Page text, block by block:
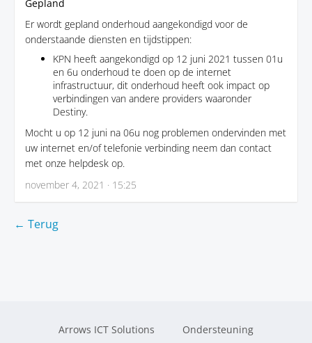
Gepland
Er wordt gepland onderhoud aangekondigd voor de
onderstaande diensten en tijdstippen:
KPN heeft aangekondigd op 12 juni 2021 tussen 01u
en 6u onderhoud te doen op de internet
infrastructuur, dit onderhoud heeft ook impact op
verbindingen van andere providers waaronder
Destiny.
Mocht u op 12 juni na 06u nog problemen ondervinden met
uw internet en/of telefonie verbinding neem dan contact
met onze helpdesk op.
november 4, 2021 · 15:25
← Terug
Arrows ICT Solutions Ondersteuning